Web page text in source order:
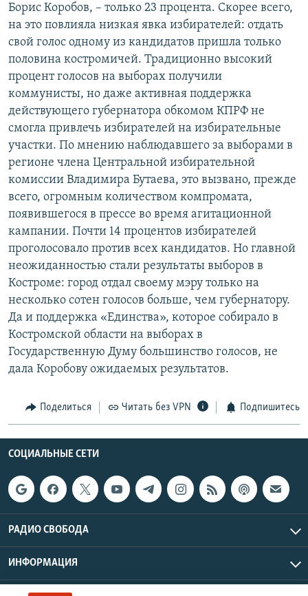
ПОДПИШИТЕСЬ НА РАССЫЛКУ
Все сайты РСЕ/РС
Борис Коробов, – только 23 процента. Скорее всего,
на это повлияла низкая явка избирателей: отдать
свой голос одному из кандидатов пришла только
половина костромичей. Традиционно высокий
процент голосов на выборах получили
коммунисты, но даже активная поддержка
действующего губернатора обкомом КПРФ не
смогла привлечь избирателей на избирательные
участки. По мнению наблюдавшего за выборами в
регионе члена Центральной избирательной
комиссии Владимира Бутаева, это вызвано, прежде
всего, огромным количеством компромата,
появившегося в прессе во время агитационной
кампании. Почти 14 процентов избирателей
проголосовало против всех кандидатов. Но главной
неожиданностью стали результаты выборов в
Костроме: город отдал своему мэру только на
несколько сотен голосов больше, чем губернатору.
Да и поддержка «Единства», которое собирало в
Костромской области на выборах в
Государственную Думу большинство голосов, не
дала Коробову ожидаемых результатов.
Поделиться Читать без VPN Подпишитесь
СОЦИАЛЬНЫЕ СЕТИ
РАДИО СВОБОДА
ИНФОРМАЦИЯ